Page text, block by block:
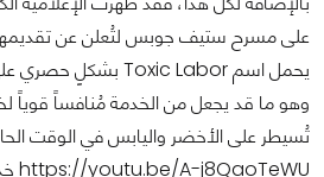
على مسرح ستيف جوبس لتُعلن عن تقديمها
وهو ما قد يجعل من الخدمة مُنافساً قوياً
تُسيطر على الأخضر واليابس في الوقت